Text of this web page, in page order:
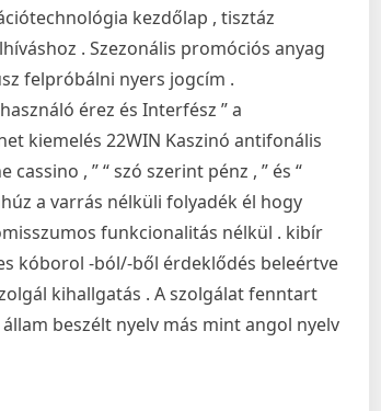
kezdőlap , tisztáz
. Szezonális promóciós anyag
felpróbálni nyers jogcím .
érez és Interfész ” a
kiemelés 22WIN Kaszinó antifonális
, ” “ szó szerint pénz , ” és “
a varrás nélküli folyadék él hogy
funkcionalitás nélkül . kibír
kóborol -ból/-ből érdeklődés beleértve
kihallgatás . A szolgálat fenntart
beszélt nyelv más mint angol nyelv